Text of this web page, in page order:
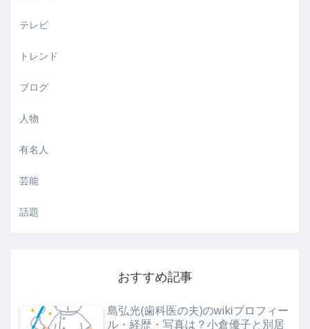
テレビ
トレンド
ブログ
人物
有名人
芸能
話題
おすすめ記事
島弘光(歯科医の夫)のwikiプロフィー
ル・経歴・写真は？小倉優子と別居